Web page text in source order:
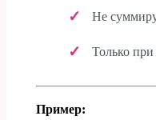
Не
Только при
Пример: